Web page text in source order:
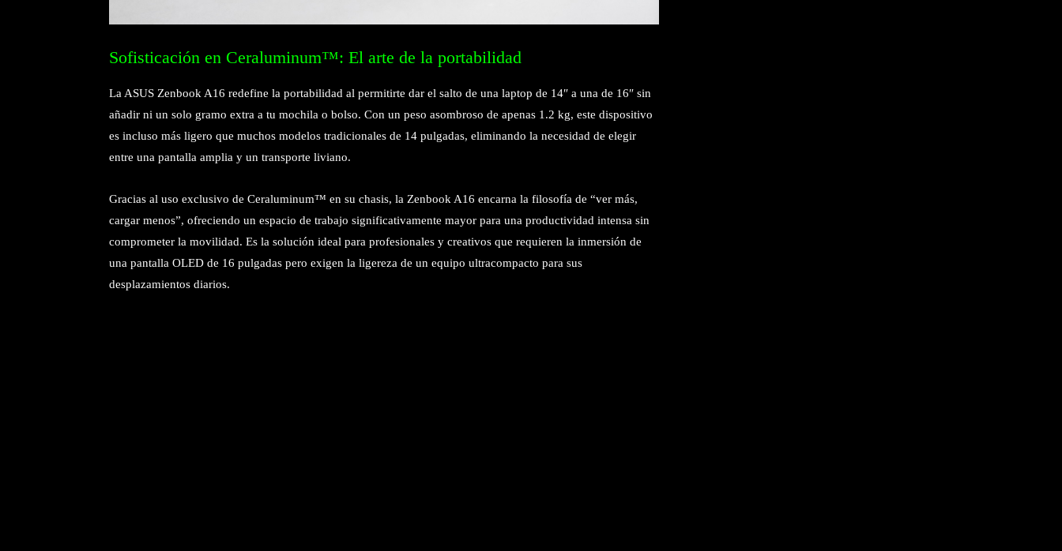
Sofisticación en Ceraluminum™: El arte de la portabilidad
La ASUS Zenbook A16 redefine la portabilidad al permitirte dar el salto de una laptop de 14″ a una de 16″ sin
añadir ni un solo gramo extra a tu mochila o bolso. Con un peso asombroso de apenas 1.2 kg, este dispositivo
es incluso más ligero que muchos modelos tradicionales de 14 pulgadas, eliminando la necesidad de elegir
entre una pantalla amplia y un transporte liviano.
Gracias al uso exclusivo de Ceraluminum™ en su chasis, la Zenbook A16 encarna la filosofía de “ver más,
cargar menos”, ofreciendo un espacio de trabajo significativamente mayor para una productividad intensa sin
comprometer la movilidad. Es la solución ideal para profesionales y creativos que requieren la inmersión de
una pantalla OLED de 16 pulgadas pero exigen la ligereza de un equipo ultracompacto para sus
desplazamientos diarios.